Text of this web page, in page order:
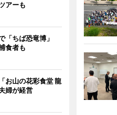
アーも
「ちば恐竜博」
食者も
お山の花彩食堂 龍
婦が経営